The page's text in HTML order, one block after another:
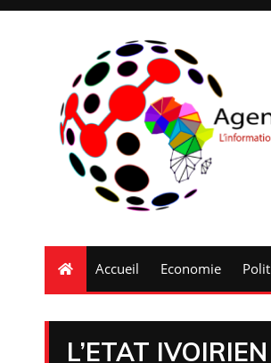
Accueil Economie
L’ETAT